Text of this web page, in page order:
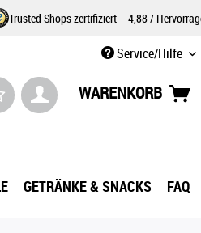
Trusted Shops zertifiziert – 4,88 /
Service/Hilfe
WARENKORB
GETRÄNKE & SNACKS FAQ